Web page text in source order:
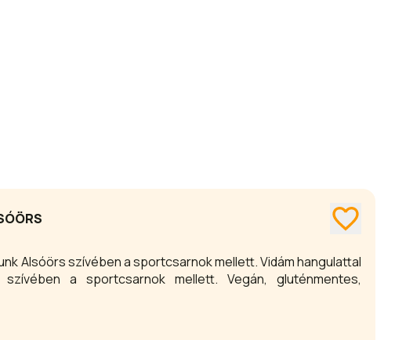
Alsóörs szívében a sportcsarnok mellett. Vidám hangulattal
a sportcsarnok mellett. Vegán, gluténmentes,